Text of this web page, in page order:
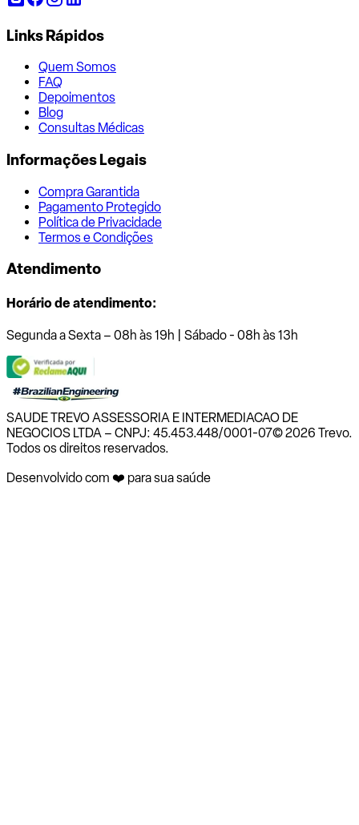
Links Rápidos
Quem Somos
FAQ
Depoimentos
Blog
Consultas Médicas
Informações Legais
Compra Garantida
Pagamento Protegido
Política de Privacidade
Termos e Condições
Atendimento
Horário de atendimento:
Segunda a Sexta – 08h às 19h | Sábado - 08h às 13h
SAUDE TREVO ASSESSORIA E INTERMEDIACAO DE
NEGOCIOS LTDA – CNPJ: 45.453.448/0001-07© 2026 Trevo.
Todos os direitos reservados.
Desenvolvido com ❤️ para sua saúde